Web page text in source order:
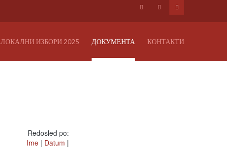
ЛОКАЛНИ ИЗБОРИ 2025 ДОКУМЕНТА КОНТАКТИ
Redosled po:
Ime | Datum |